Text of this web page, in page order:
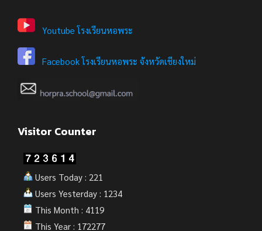
Youtube โรงเรียนหอพระ
Facebook โรงเรียนหอพระ จังหวัดเชียงใหม่
Visitor Counter
Users Today : 221
Users Yesterday : 1234
This Month : 4119
This Year : 172277